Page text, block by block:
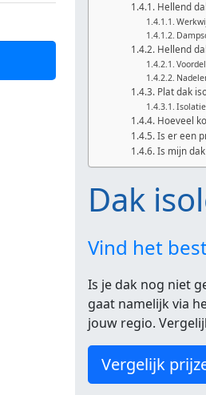
Hellend
Hellend
Plat dak
Hoeveel
Is er een
Is mijn
Dak
Vind het
Is je dak nog niet
gaat namelijk via
jouw regio.
Vergelijk